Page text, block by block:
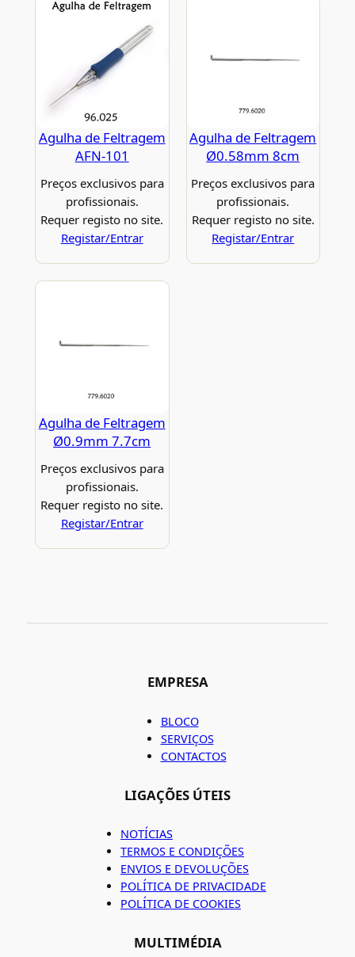
Agulha de Feltragem
AFN-101
Preços exclusivos para
profissionais.
Requer registo no site.
Registar/Entrar
Agulha de Feltragem
Ø0.58mm 8cm
Preços exclusivos para
profissionais.
Requer registo no site.
Registar/Entrar
Agulha de Feltragem
Ø0.9mm 7.7cm
Preços exclusivos para
profissionais.
Requer registo no site.
Registar/Entrar
EMPRESA
BLOCO
SERVIÇOS
CONTACTOS
LIGAÇÕES ÚTEIS
NOTÍCIAS
TERMOS E CONDIÇÕES
ENVIOS E DEVOLUÇÕES
POLÍTICA DE PRIVACIDADE
POLÍTICA DE COOKIES
MULTIMÉDIA